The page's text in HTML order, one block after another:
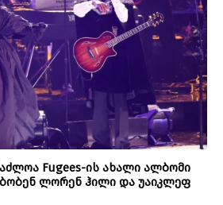
Fugees-ის ახალი ალბომი
ლორენ ჰილი და უაიკლეფ